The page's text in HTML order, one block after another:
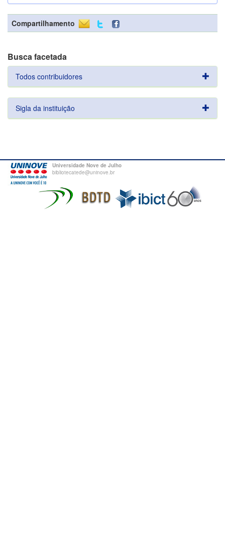
Compartilhamento
Busca facetada
Todos contribuidores
Sigla da instituição
Universidade Nove de Julho
bibliotecatede@uninove.br